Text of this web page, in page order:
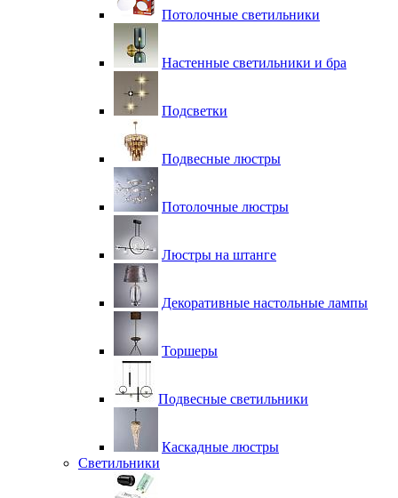
Потолочные светильники
Настенные светильники и бра
Подсветки
Подвесные люстры
Потолочные люстры
Люстры на штанге
Декоративные настольные лампы
Торшеры
Подвесные светильники
Каскадные люстры
Светильники